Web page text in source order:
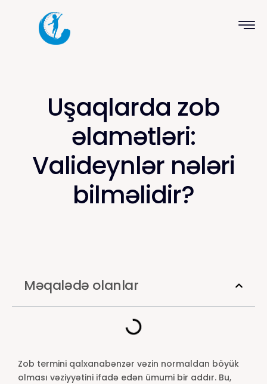
Uşaqlarda zob
əlamətləri:
Valideynlər nələri
bilməlidir?
Məqalədə olanlar
Zob termini qalxanabənzər vəzin normaldan böyük
olması vəziyyətini ifadə edən ümumi bir addır. Bu,